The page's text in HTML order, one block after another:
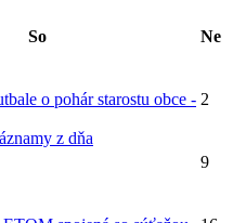
So Ne
o pohár starostu obce -
z dňa
2
9